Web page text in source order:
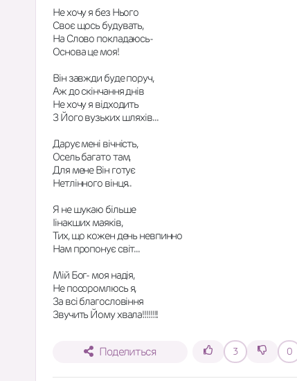
Не хочу я без Нього
Своє щось будувать,
На Слово покладаюсь-
Основа це моя!
Він завжди буде поруч,
Аж до скінчання днів
Не хочу я відходить
З Його вузьких шляхів...
Дарує мені вічність,
Осель багато там,
Для мене Він готує
Нетлінного вінця..
Я не шукаю більше
Iiнакших маяків,
Тих, що кожен день невпинно
Нам пропонує світ...
Мій Бог- моя надія,
Не посоромлюсь я,
За всі благословіння
Звучить Йому хвала!!!!!!!!
Поделиться 3 0